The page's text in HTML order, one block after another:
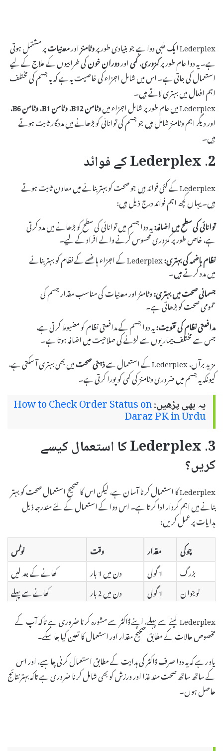
Lederplex ایک طبی دوا ہے جو بنیادی طور پر وٹامنزاورمعدنیاتپر مشتمل ہوتی
ہے۔ یہ دوا عام طور پرکمزوری،کمیاوردوران خونکی خرابیوں کے علاج کے لیے
استعمال کی جاتی ہے۔ اس میں شامل اجزاء کی خاصیت یہ ہے کہ یہ جسم کی مختلف
اہم افعال میں بہتری لاتے ہیں۔
Lederplex میں عام طور پر شامل اجزاء میں وٹامن B12 ،وٹامن B1 ،وٹامن B6 ،
اور دیگر اہم وٹامنز شامل ہیں جو جسم کی توانائی کو بڑھانے میں مددگار ثابت ہوتے
ہیں۔
2. Lederplex کے فوائد
Lederplex کے کئی فوائد ہیں جو صحت کو بہتر بنانے میں معاون ثابت ہوتے
ہیں۔ یہاں کچھ اہم فوائد درج ذیل ہیں:
توانائی کی سطح میں اضافہ:یہ دوا جسم میں توانائی کی سطح کو بڑھانے میں مدد کرتی
ہے، خاص طور پر کمزوری محسوس کرنے والے افراد کے لیے۔
نظام ہاضمہ کی بہتری:
Lederplex کے اجزاء ہاضمے کے نظام کو بہتر بنانے
میں مدد کرتے ہیں۔
جسمانی صحت میں بہتری:وٹامنز اور معدنیات کی مناسب مقدار جسم کی
عمومی صحت کو بڑھاتی ہے۔
مدافعتی نظام کی تقویت:یہ دوا جسم کے مدافعتی نظام کو مضبوط کرتی ہے،
جس سے مختلف بیماریوں سے لڑنے کی صلاحیت میں اضافہ ہوتا ہے۔
مزید برآں، Lederplex کے استعمال سے
ذہنی صحتمیں بھی بہتری آ سکتی ہے،
کیونکہ یہ جسم میں ضروری وٹامنز کی کمی کو پورا کرتی ہے۔
یہ بھی پڑھیں:How to Check Order Status on
Daraz PK in Urdu
3. Lederplex کا استعمال کیسے
کریں؟
Lederplex کا استعمال کرنا آسان ہے، لیکن اس کا صحیح استعمال صحت کو بہتر
بنانے میں اہم کردار ادا کرتا ہے۔ اس دوا کے استعمال کے لئے مندرجہ ذیل
ہدایات پر عمل کریں:
چوکی
مقدار وقت
نوٹس
بزرگ
1 گولی دن میں 1 بار
کھانے کے بعد لیں
نوجوان
1 گولی دن میں 2 بار
کھانے سے پہلے
Lederplex لینے سے پہلے، اپنے ڈاکٹر سے مشورہ کرنا ضروری ہے تاکہ آپ کے
مخصوص حالات کے مطابق صحیح مقدار اور استعمال کا تعین کیا جا سکے۔
یاد رہے کہ یہ دوا صرف ڈاکٹر کی ہدایت کے مطابق استعمال کرنی چاہیے، اور اس
کے ساتھ ساتھ صحت مند غذا اور ورزش کو بھی شامل کرنا ضروری ہے تاکہ بہتر نتائج
حاصل ہوں۔